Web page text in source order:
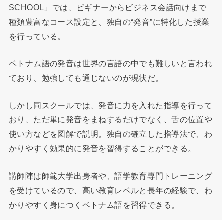
SCHOOL」では、ビギナーからビジネス会話向けまで
種類豊富なコース設定と、独自の“発音”に特化した授業
を行っている。
ベトナム語の発音は世界の言語の中でも難しいと言われ
ており、勉強しても通じないのが現状だ。
しかし同スクールでは、発音に力を入れた指導を行って
おり、ただ単に発音をまねするだけでなく、舌の位置や
使い方などを図解で説明。独自の確立した指導法で、わ
かりやすく効果的に発音を習得することができる。
講師陣は師範大学出身者や、語学教育専門トレーニング
を受けているので、高い教育レベルと長年の経験で、わ
かりやすく身につくベトナム語を習得できる。